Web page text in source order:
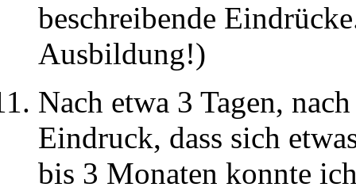
beschreibende
Ausbildung!)
Nach etwa 3 Tagen,
Eindruck, dass sich
bis 3 Monaten konnte